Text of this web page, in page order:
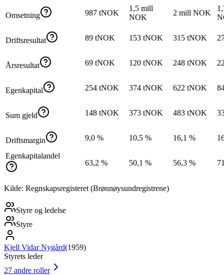
Omsetning 987 tNOK
1,5 mill
NOK
2 mill NOK
Driftsresultat 89 tNOK 153 tNOK 315 tNOK
Årsresultat 69 tNOK 120 tNOK 248 tNOK
Egenkapital 254 tNOK 374 tNOK 622 tNOK
Sum gjeld 148 tNOK 373 tNOK 483 tNOK
Driftsmargin 9,0 % 10,5 % 16,1 %
Egenkapitalandel
63,2 %
50,1 % 56,3 %
Kilde: Regnskapsregisteret (Brønnøysundregistrene)
Styre og ledelse
Styre
Kjell Vidar Nygård(1959)
Styrets leder
27 andre roller